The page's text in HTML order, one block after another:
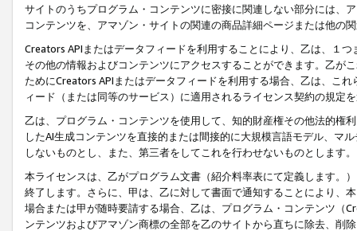
サイトのうちプログラム・コンテンツに密接に関連しない部分には、
コンテンツを、アマゾン・サイトの関連の商品詳細ページまたは他の
Creators APIまたはデータフィードを利用することにより、乙は、１
その他の情報およびコンテンツにアクセスすることができます。乙が
ためにCreators APIまたはデータフィードを利用する場合、乙は、こ
ィード（または同等のサービス）に適用されるライセンス契約の規定
乙は、プログラム・コンテンツを使用して、知的財産権その他法的権
したAI生成コンテンツを直接的または間接的に大規模言語モデル、マ
しないものとし、また、第三者をしてこれを行わせないものとします。
本ライセンスは、乙がプログラム文書（紹介料率表にて定義します。
終了します。さらに、甲は、乙に対して書面で通知することにより、
場合または甲が随時要請する場合、乙は、プログラム・コンテンツ（
ンテンツおよびアマゾン商標の全部を乙のサイトから直ちに除去、削